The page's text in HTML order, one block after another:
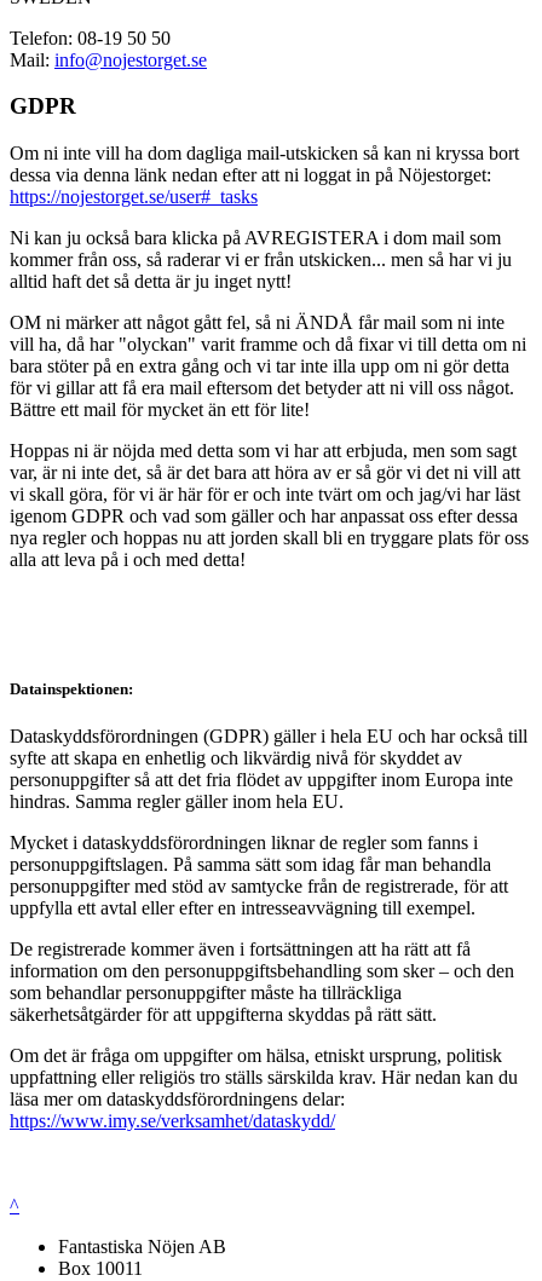
Telefon: 08-19 50 50
Mail: info@nojestorget.se
GDPR
Om ni inte vill ha dom dagliga mail-utskicken så kan ni kryssa bort
dessa via denna länk nedan efter att ni loggat in på Nöjestorget:
https://nojestorget.se/user#_tasks
Ni kan ju också bara klicka på AVREGISTERA i dom mail som
kommer från oss, så raderar vi er från utskicken... men så har vi ju
alltid haft det så detta är ju inget nytt!
OM ni märker att något gått fel, så ni ÄNDÅ får mail som ni inte
vill ha, då har "olyckan" varit framme och då fixar vi till detta om ni
bara stöter på en extra gång och vi tar inte illa upp om ni gör detta
för vi gillar att få era mail eftersom det betyder att ni vill oss något.
Bättre ett mail för mycket än ett för lite!
Hoppas ni är nöjda med detta som vi har att erbjuda, men som sagt
var, är ni inte det, så är det bara att höra av er så gör vi det ni vill att
vi skall göra, för vi är här för er och inte tvärt om och jag/vi har läst
igenom GDPR och vad som gäller och har anpassat oss efter dessa
nya regler och hoppas nu att jorden skall bli en tryggare plats för oss
alla att leva på i och med detta!
Datainspektionen:
Dataskyddsförordningen (GDPR) gäller i hela EU och har också till
syfte att skapa en enhetlig och likvärdig nivå för skyddet av
personuppgifter så att det fria flödet av uppgifter inom Europa inte
hindras. Samma regler gäller inom hela EU.
Mycket i dataskyddsförordningen liknar de regler som fanns i
personuppgiftslagen. På samma sätt som idag får man behandla
personuppgifter med stöd av samtycke från de registrerade, för att
uppfylla ett avtal eller efter en intresseavvägning till exempel.
De registrerade kommer även i fortsättningen att ha rätt att få
information om den personuppgiftsbehandling som sker – och den
som behandlar personuppgifter måste ha tillräckliga
säkerhetsåtgärder för att uppgifterna skyddas på rätt sätt.
Om det är fråga om uppgifter om hälsa, etniskt ursprung, politisk
uppfattning eller religiös tro ställs särskilda krav. Här nedan kan du
läsa mer om dataskyddsförordningens delar:
https://www.imy.se/verksamhet/dataskydd/
^
Fantastiska Nöjen AB
Box 10011